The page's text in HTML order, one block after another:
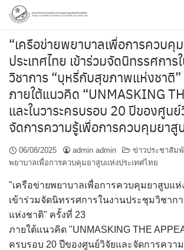
Skip
“เครือข่ายพยาบาลเพื่อการควบคุ
ประเทศไทย เข้าร่วมจัดนิทรรศการ
วิชาการ “บุหรี่กับสุขภาพแห่งชาติ
ภายใต้แนวคิด “UNMASKING
และในวาระครบรอบ 20 ปีของศูน
จัดการความรู้เพื่อการควบคุมยาสู
06/08/2025 admin admin ข่าวประชาสัม
พยาบาลเพื่อการควบคุมยาสูบแห่งประเทศไทย
"เครือข่ายพยาบาลเพื่อการควบคุมยาสูบแห่
เข้าร่วมจัดนิทรรศการในงานประชุมวิชาก
แห่งชาติ" ครั้งที่ 23
ภายใต้แนวคิด "UNMASKING THE
ครบรอบ 20 ปีของศูนย์วิจัยและจัดการควา